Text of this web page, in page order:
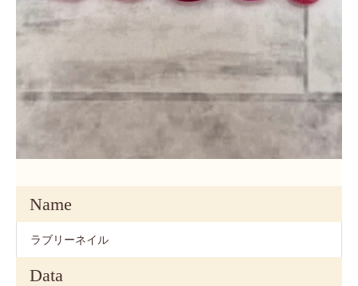
Name
ラブリーネイル
Data